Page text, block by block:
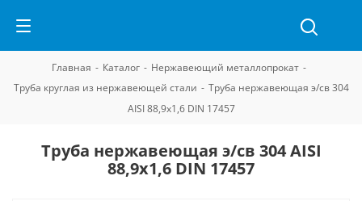
Главная - Каталог - Нержавеющий металлопрокат -
Труба круглая из нержавеющей стали - Труба нержавеющая э/св 304
AISI 88,9х1,6 DIN 17457
Труба нержавеющая э/св 304 AISI
88,9х1,6 DIN 17457